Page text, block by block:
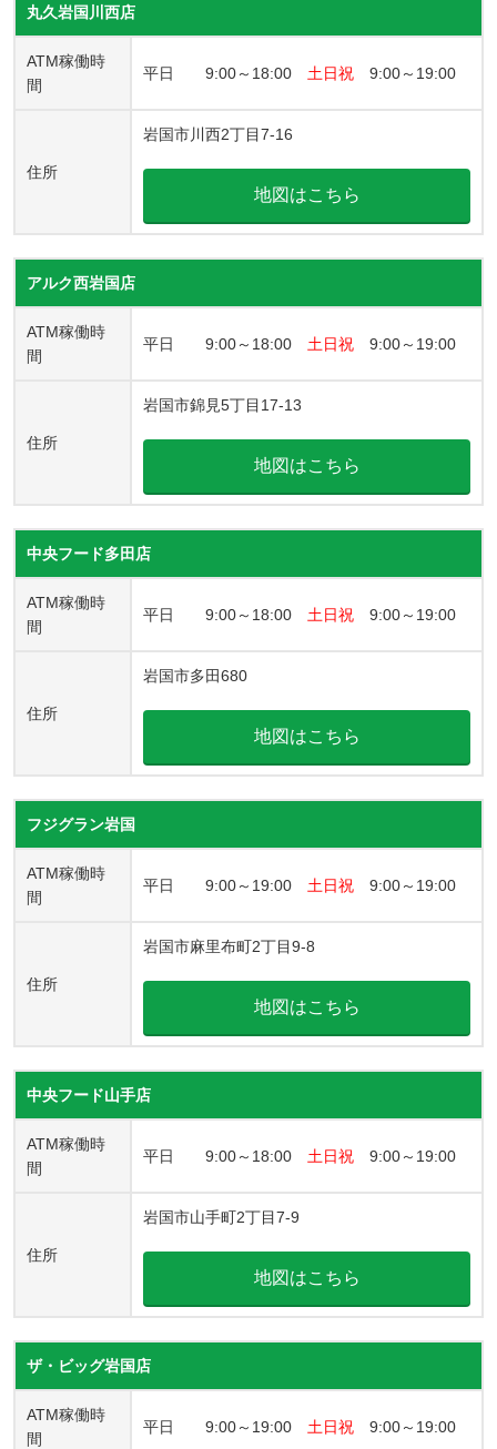
丸久岩国川西店
ATM稼働時
間
平日 9:00～18:00 土日祝 9:00～19:00
住所
岩国市川西2丁目7-16
地図はこちら
アルク西岩国店
ATM稼働時
間
平日 9:00～18:00 土日祝 9:00～19:00
住所
岩国市錦見5丁目17-13
地図はこちら
中央フード多田店
ATM稼働時
間
平日 9:00～18:00 土日祝 9:00～19:00
住所
岩国市多田680
地図はこちら
フジグラン岩国
ATM稼働時
間
平日 9:00～19:00 土日祝 9:00～19:00
住所
岩国市麻里布町2丁目9-8
地図はこちら
中央フード山手店
ATM稼働時
間
平日 9:00～18:00 土日祝 9:00～19:00
住所
岩国市山手町2丁目7-9
地図はこちら
ザ・ビッグ岩国店
ATM稼働時
間
平日 9:00～19:00 土日祝 9:00～19:00